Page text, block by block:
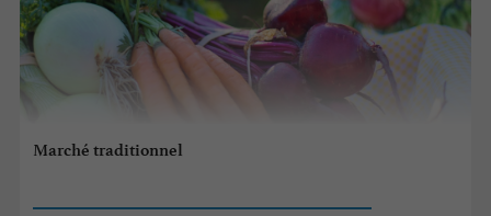
Marché traditionnel